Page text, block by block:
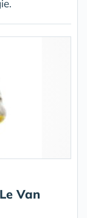
Van